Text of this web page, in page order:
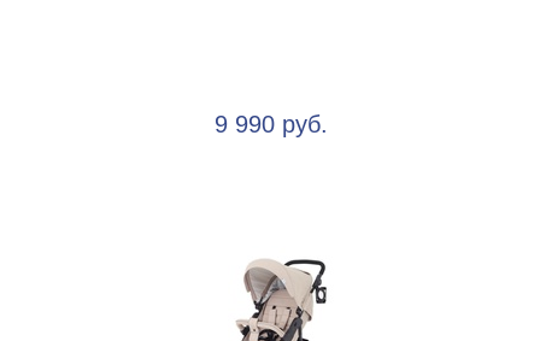
9 990 руб.